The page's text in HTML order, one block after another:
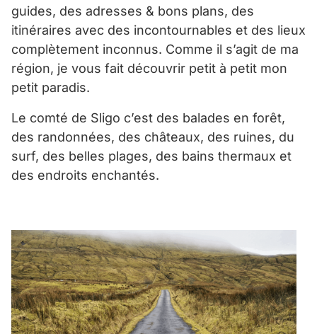
guides, des adresses & bons plans, des
itinéraires avec des incontournables et des lieux
complètement inconnus. Comme il s’agit de ma
région, je vous fait découvrir petit à petit mon
petit paradis.
Le comté de Sligo c’est des balades en forêt,
des randonnées, des châteaux, des ruines, du
surf, des belles plages, des bains thermaux et
des endroits enchantés.